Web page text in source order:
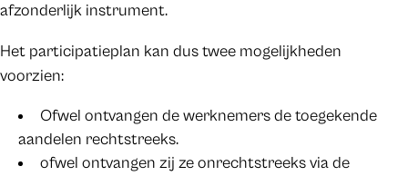
afzonderlijk instrument.
Het participatieplan kan dus twee mogelijkheden
voorzien:
Ofwel ontvangen de werknemers de toegekende
aandelen rechtstreeks.
ofwel ontvangen zij ze onrechtstreeks via de